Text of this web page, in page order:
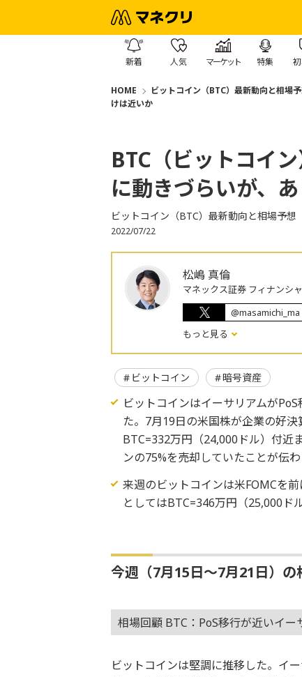
新着 人気 マーケット 特集
HOME ビットコイン（BTC）最新動向と相場
けは近いか
BTC（ビットコイ
に動きづらいが、
ビットコイン（BTC）最新動向と相場予想
2022/07/22
松嶋 真倫
マネックス証券 フィナンシ
@masamichi_ma
もっと見る
ビットコイン 暗号資産
ビットコインはイーサリアムが
た。7月19日の米国株が企業の好
BTC=332万円（24,000ドル）付近
ンの75%を売却していたことが伝
来週のビットコインは米FOMCを
としてはBTC=346万円（25,000ド
今週（7月15日～7月21日）の
相場回顧 BTC：PoS移行が近いイ
ビットコインは堅調に推移した。イ